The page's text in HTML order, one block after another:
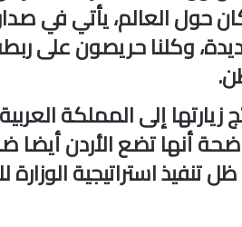
العالم، يأتي في
وكلنا حريصون على
زيارتها إلى المملكة
أنها تضع الأردن
تنفيذ استراتيجية